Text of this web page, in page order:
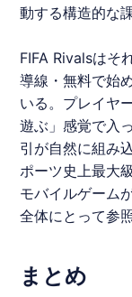
動する構造的な
FIFA Rivalsはそ
導線・無料で始
いる。プレイヤ
遊ぶ」感覚で入
引が自然に組み
ポーツ史上最大
モバイルゲーム
全体にとって参
まとめ